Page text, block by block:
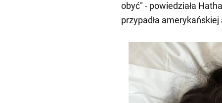
obyć" - powiedziała
przypadła amerykańskiej